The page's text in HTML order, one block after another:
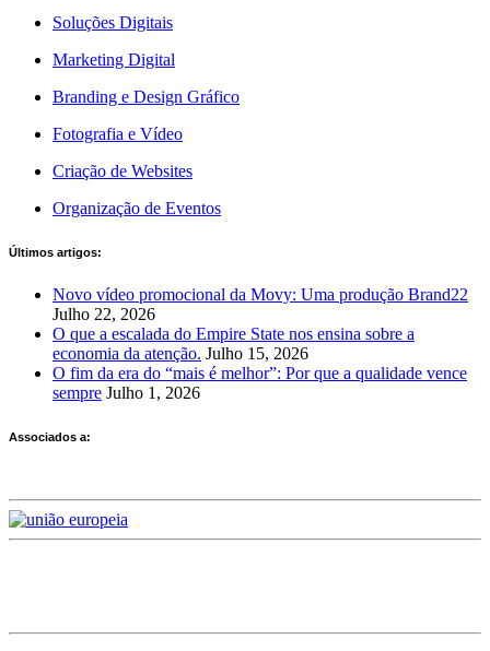
Soluções Digitais
Marketing Digital
Branding e Design Gráfico
Fotografia e Vídeo
Criação de Websites
Organização de Eventos
Últimos artigos:
Novo vídeo promocional da Movy: Uma produção Brand22
Julho 22, 2026
O que a escalada do Empire State nos ensina sobre a
economia da atenção. Julho 15, 2026
O fim da era do “mais é melhor”: Por que a qualidade vence
sempre Julho 1, 2026
Associados a: